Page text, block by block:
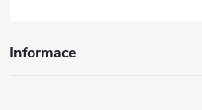
Informace